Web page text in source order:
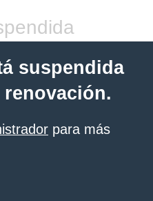
suspendida
para más